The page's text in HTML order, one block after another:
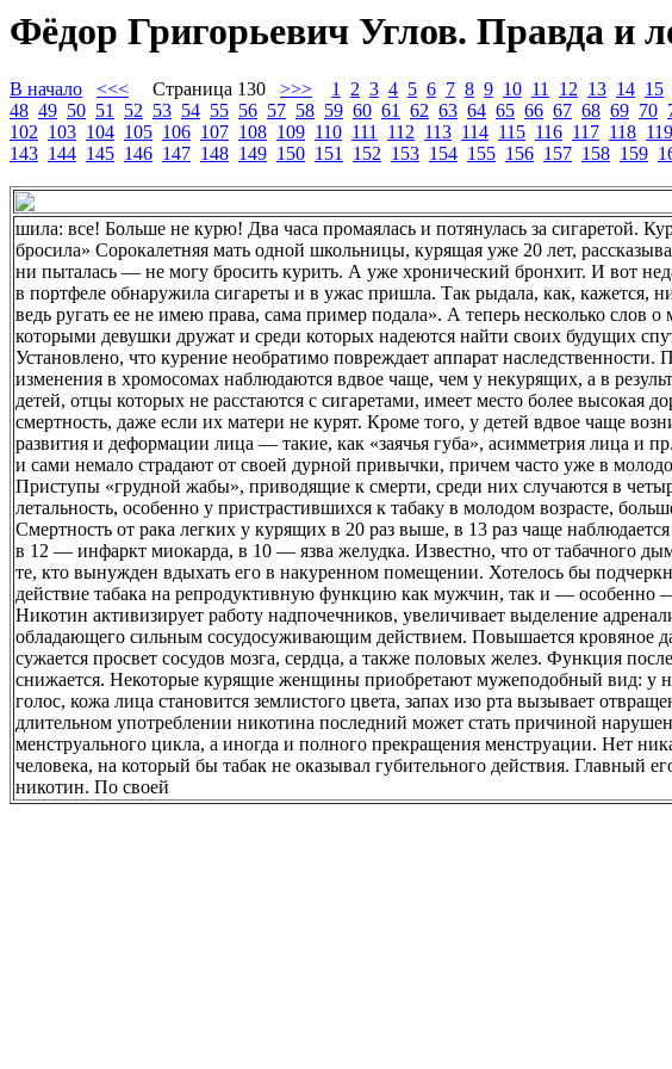
Фёдор Григорьевич Углов. Правда и
В начало <<< Страница 130 >>> 1 2 3 4 5 6 7 8 9 10 11 12 13 14 15
48 49 50 51 52 53 54 55 56 57 58 59 60 61 62 63 64 65 66 67 68 69 70
102 103 104 105 106 107 108 109 110 111 112 113 114 115 116 117 118 119
143 144 145 146 147 148 149 150 151 152 153 154 155 156 157 158 159
шила: все! Больше не курю! Два часа промаялась и потянулась за сигаретой.
бросила» Сорокалетняя мать одной школьницы, курящая уже 20 лет,
ни пыталась — не могу бросить курить. А уже хронический бронхит. И вот
в портфеле обнаружила сигареты и в ужас пришла. Так рыдала, как, кажется,
ведь ругать ее не имею права, сама пример подала». А теперь несколько слов о
которыми девушки дружат и среди которых надеются найти своих будущих
Установлено, что курение необратимо повреждает аппарат наследственности.
изменения в хромосомах наблюдаются вдвое чаще, чем у некурящих, а в
детей, отцы которых не расстаются с сигаретами, имеет место более высокая
смертность, даже если их матери не курят. Кроме того, у детей вдвое чаще
развития и деформации лица — такие, как «заячья губа», асимметрия лица и
и сами немало страдают от своей дурной привычки, причем часто уже в
Приступы «грудной жабы», приводящие к смерти, среди них случаются в
летальность, особенно у пристрастившихся к табаку в молодом возрасте,
Смертность от рака легких у курящих в 20 раз выше, в 13 раз чаще наблюдается
в 12 — инфаркт миокарда, в 10 — язва желудка. Известно, что от табачного
те, кто вынужден вдыхать его в накуренном помещении. Хотелось бы
действие табака на репродуктивную функцию как мужчин, так и —
Никотин активизирует работу надпочечников, увеличивает выделение
обладающего сильным сосудосуживающим действием. Повышается кровяное
сужается просвет сосудов мозга, сердца, а также половых желез. Функция
снижается. Некоторые курящие женщины приобретают мужеподобный вид: у
голос, кожа лица становится землистого цвета, запах изо рта вызывает
длительном употреблении никотина последний может стать причиной
менструального цикла, а иногда и полного прекращения менструации. Нет
человека, на который бы табак не оказывал губительного действия. Главный
никотин. По своей